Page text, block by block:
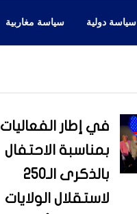
سياسة دولية سياسة مغاربية
في إطار الفعاليات
بمناسبة الاحتفال
بالذكرى الـ250
لاستقلال الولايات